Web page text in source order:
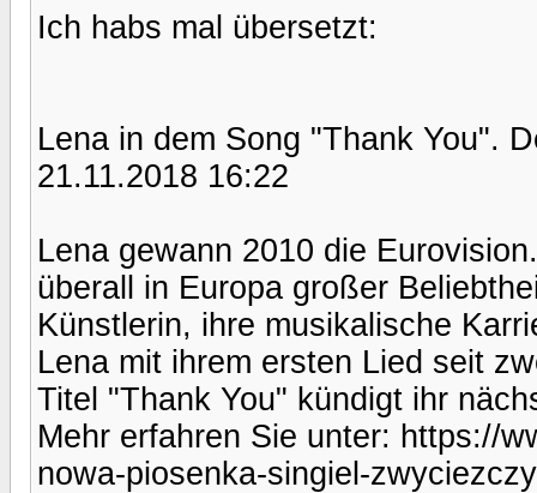
Ich habs mal übersetzt:
Lena in dem Song "Thank You".
21.11.2018 16:22
Lena gewann 2010 die
überall in Europa großer
Künstlerin, ihre musikalische
Lena mit ihrem ersten Lied seit
Titel "Thank You" kündigt ihr
Mehr erfahren Sie unter: https://
nowa-piosenka-singiel-